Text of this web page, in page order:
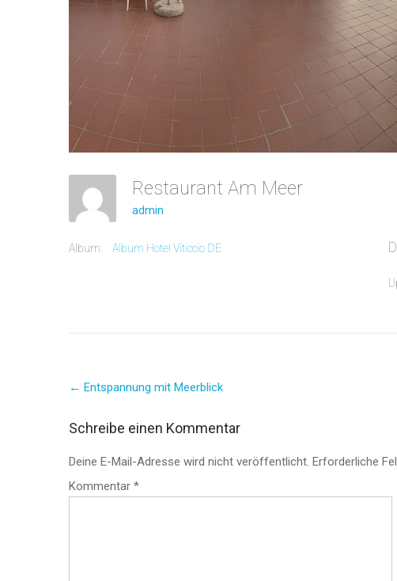
Restaurant Am Meer
admin
Album: Album Hotel Viticcio DE
navigation
← Entspannung mit Meerblick
Schreibe einen Kommentar
Deine E-Mail-Adresse wird nicht veröffentlicht. Erforderliche
Kommentar *